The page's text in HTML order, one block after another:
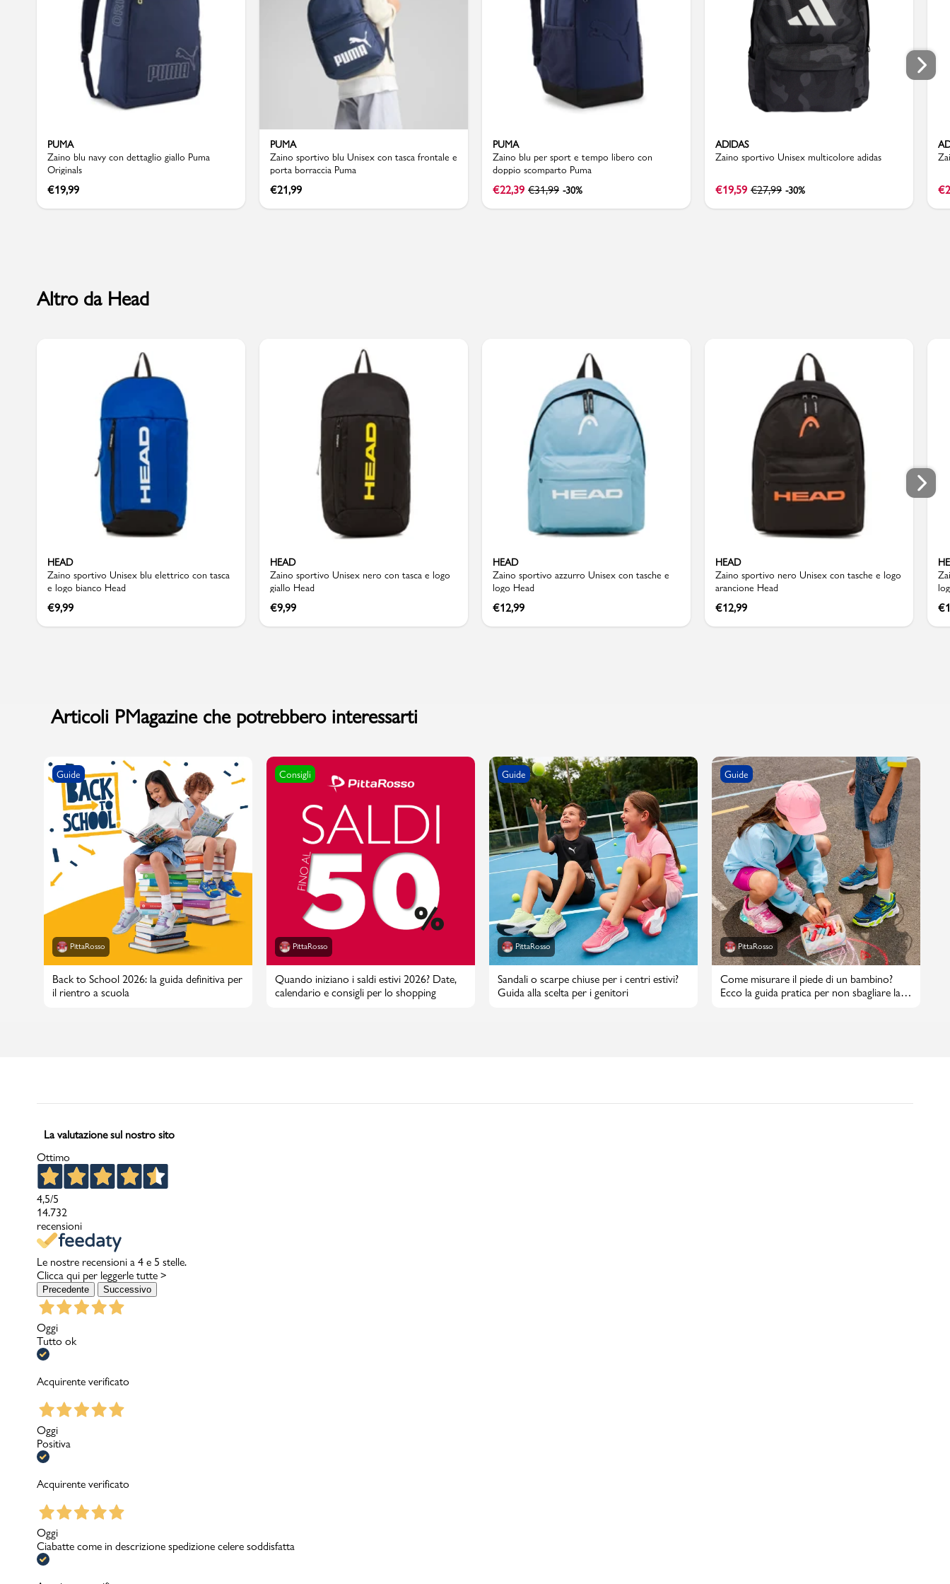
Accedi | Registrati
Promo & News
contatti
pcard
Gift card
PUMA
Zaino blu navy con dettaglio giallo Puma
Originals
€19,99
PUMA
Zaino sportivo blu Unisex con tasca frontale e
porta borraccia Puma
€21,99
PUMA
Zaino blu per sport e tempo libero con
doppio scomparto Puma
€22,39 €31,99 -30%
ADIDAS
Zaino sportivo Unisex multicolore adidas
€19,59 €27,99 -30% €
Altro da Head
HEAD
Zaino sportivo Unisex blu elettrico con tasca
e logo bianco Head
€9,99
HEAD
Zaino sportivo Unisex nero con tasca e logo
giallo Head
€9,99
HEAD
Zaino sportivo azzurro Unisex con tasche e
logo Head
€12,99
HEAD
Zaino sportivo nero Unisex con tasche e logo
arancione Head
€12,99 €
Articoli PMagazine che potrebbero interessarti
Guide
PittaRosso
Back to School 2026: la guida definitiva per
il rientro a scuola
Consigli
PittaRosso
Quando iniziano i saldi estivi 2026? Date,
calendario e consigli per lo shopping
Guide
PittaRosso
Sandali o scarpe chiuse per i centri estivi?
Guida alla scelta per i genitori
Guide
PittaRosso
Come misurare il piede di un bambino?
Ecco la guida pratica per non sbagliare la
La valutazione sul nostro sito
Ottimo
4,5/5
14.732
recensioni
Le nostre recensioni a 4 e 5 stelle.
Clicca qui per leggerle tutte >
Precedente Successivo
Oggi
Tutto ok
Acquirente verificato
Oggi
Positiva
Acquirente verificato
Oggi
Ciabatte come in descrizione spedizione celere soddisfatta